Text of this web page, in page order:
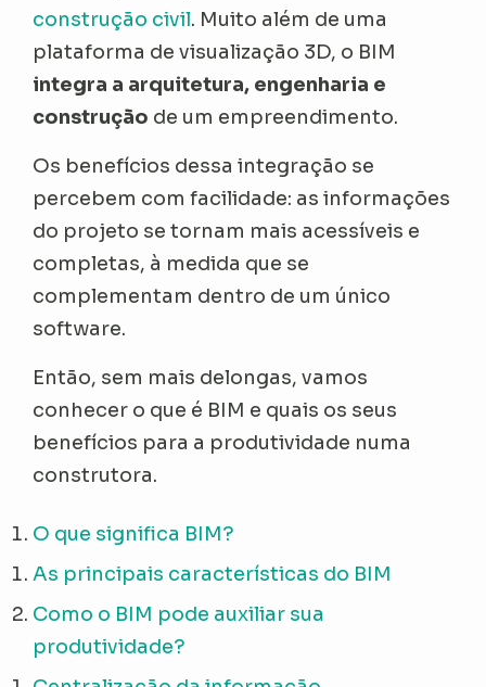
construção civil. Muito além de uma
plataforma de visualização 3D, o BIM
integra a arquitetura, engenharia e
construção de um empreendimento.
Os benefícios dessa integração se
percebem com facilidade: as informações
do projeto se tornam mais acessíveis e
completas, à medida que se
complementam dentro de um único
software.
Então, sem mais delongas, vamos
conhecer o que é BIM e quais os seus
benefícios para a produtividade numa
construtora.
O que significa BIM?
As principais características do BIM
Como o BIM pode auxiliar sua
produtividade?